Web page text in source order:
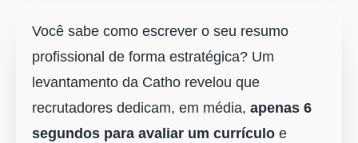
Você sabe como escrever o seu resumo
profissional de forma estratégica? Um
levantamento da Catho revelou que
recrutadores dedicam, em média, apenas 6
segundos para avaliar um currículo e